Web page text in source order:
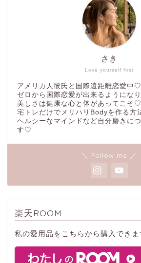
Love yourself first
さき
アメリカ人彼氏と国際遠距離
ゼロから国際恋愛が出来るようにな
美しさは健康な心と体があってこそ♡
宅トレだけでメリハリBodyを作る方
ヘルシーなマインドなど自分磨きに
す♡
＼ Follow me ／
楽天ROOM
私の愛用品をこちらから購入でき